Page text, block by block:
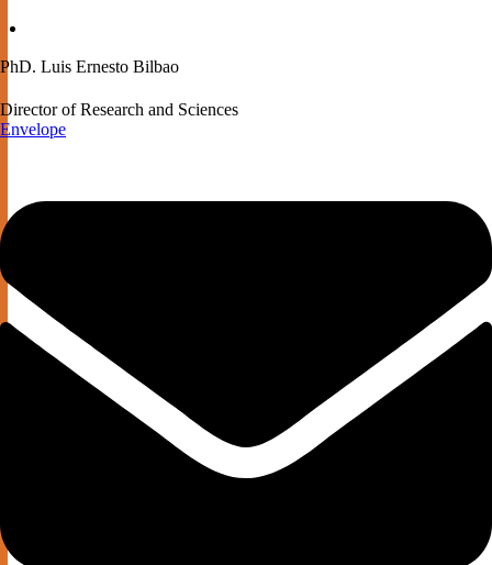
PhD. Luis Ernesto Bilbao
Director of Research and Sciences
Envelope